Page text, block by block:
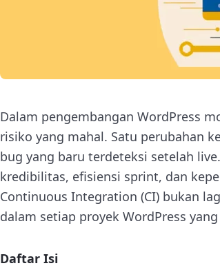
Dalam pengembangan WordPress
risiko yang mahal. Satu perubahan
bug yang baru terdeteksi setelah
kredibilitas, efisiensi sprint, dan
Continuous Integration (CI) bukan
dalam setiap proyek WordPress
Daftar Isi